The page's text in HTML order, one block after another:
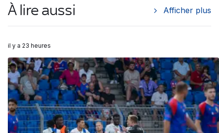
À lire aussi Afficher plus
il y a 23 heures